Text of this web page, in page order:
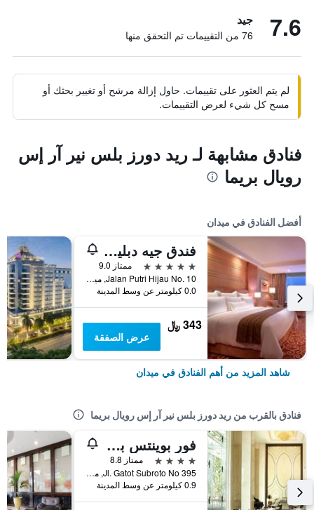
7.6 جيد
76 من التقييمات تم التحقق منها
لم يتم العثور على تقييمات. حاول إزالة مرشح أو تغيير بحثك أو
مسح كل شيء لعرض التقييمات.
فنادق مشابهة لـ ريد دورز بلس نير آر إس
رويال بريما
أفضل الفنادق في ميدان
فندق جيه دبليو ماريوت ميدان
5 نجوم
ممتاز 9.0
Jalan Putri Hijau No. 10, ميدان, إندونيسيا
0.0 كيلومتر عن وسط المدينة
343 ﷼
عرض الصفقة
شاهد المزيد من أهم الفنادق في ميدان
فنادق بالقرب من ريد دورز بلس نير آر إس رويال بريما
فور بوينتس باي شيراتون ميدان
4 نجوم
ممتاز 8.8
Jl. Gatot Subroto No 395, ميدان, إندونيسيا
0.9 كيلومتر عن وسط المدينة